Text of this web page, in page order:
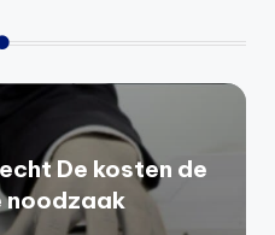
De kosten de
noodzaak